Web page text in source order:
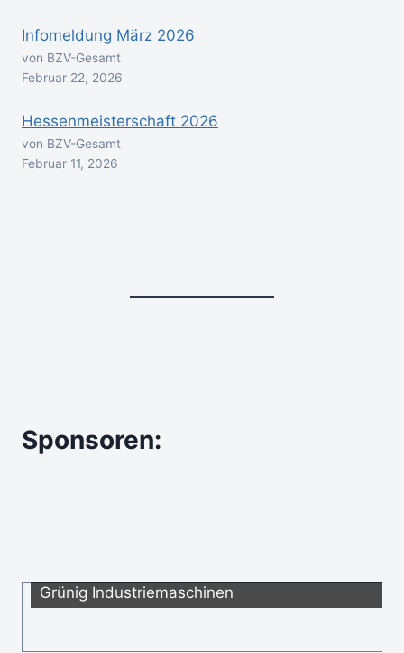
Infomeldung März 2026
von BZV-Gesamt
Februar 22, 2026
Hessenmeisterschaft 2026
von BZV-Gesamt
Februar 11, 2026
Sponsoren:
Grünig Industriemaschinen